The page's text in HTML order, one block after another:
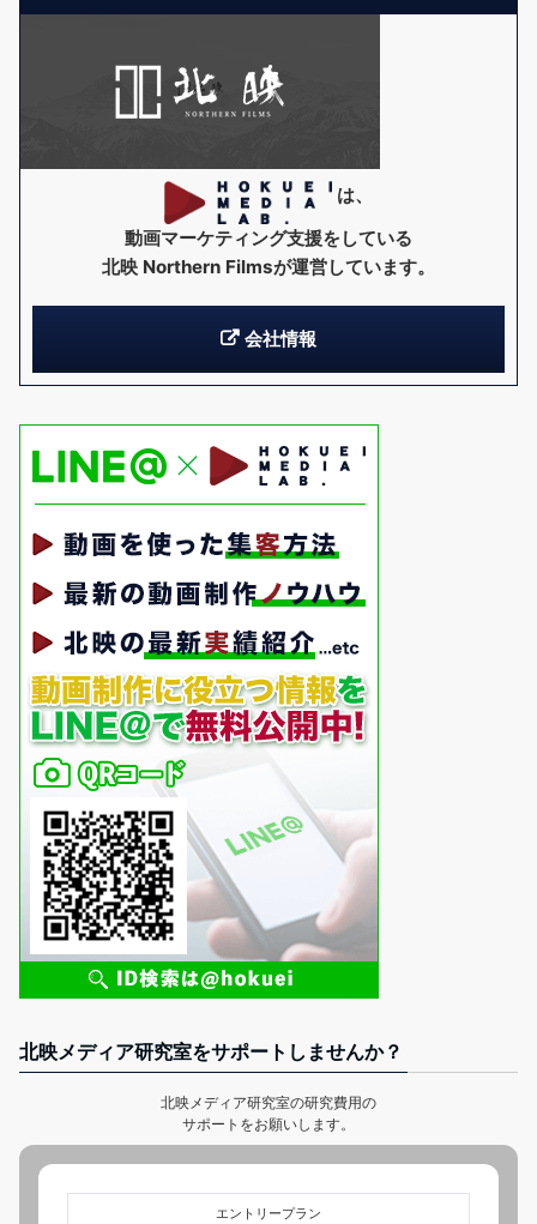
は、
動画マーケティング支援をしている
北映 Northern Filmsが運営しています。
会社情報
北映メディア研究室をサポートしませんか？
北映メディア研究室の研究費用の
サポートをお願いします。
エントリープラン